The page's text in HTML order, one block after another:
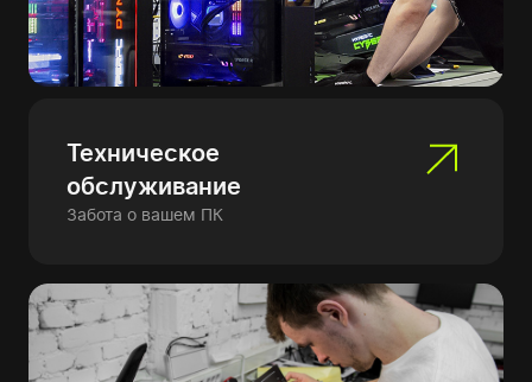
Техническое
обслуживание
Забота о вашем ПК